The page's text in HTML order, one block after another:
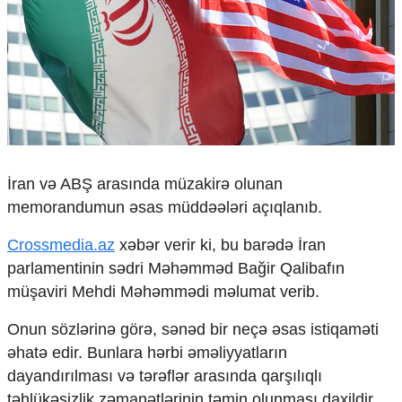
Çarpaz baxış
Təhlil
Siyasi
Geosiyasi
İqtisadi
Sosioloji
Multimedia
Foto
İnfoqrafika
Podcast
Humanitar
Elm və təhsil
Mədəniyyət
Diaspor
Yüksəliş hekayəsi
İran və ABŞ arasında müzakirə olunan
memorandumun əsas müddəələri açıqlanıb.
Crossmedia.az xəbər verir ki, bu barədə İran
parlamentinin sədri Məhəmməd Bağir Qalibafın
müşaviri Mehdi Məhəmmədi məlumat verib.
Onun sözlərinə görə, sənəd bir neçə əsas istiqaməti
əhatə edir. Bunlara hərbi əməliyyatların
dayandırılması və tərəflər arasında qarşılıqlı